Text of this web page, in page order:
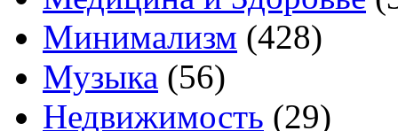
Минимализм (428)
Музыка (56)
Недвижимость (29)